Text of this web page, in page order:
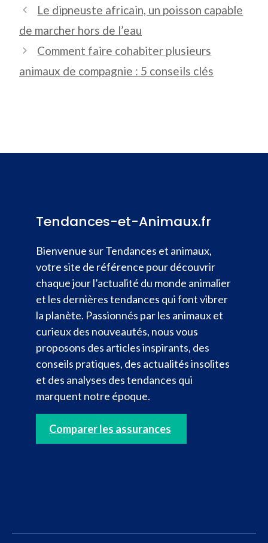
Le dipneuste africain, un poisson capable
de marcher hors de l’eau
Comment faire cohabiter plusieurs
animaux de compagnie : 5 conseils clés
Tendances-et-Animaux.fr
Bienvenue sur Tendances et animaux,
votre site de référence pour découvrir
chaque jour l’actualité du monde animalier
et les dernières tendances qui font vibrer
la planète. Passionnés par les animaux et
curieux des nouveautés, nous vous
proposons des articles inspirants, des
conseils pratiques, des actualités insolites
et des analyses des tendances qui
marquent notre époque.
Comparer les assurances